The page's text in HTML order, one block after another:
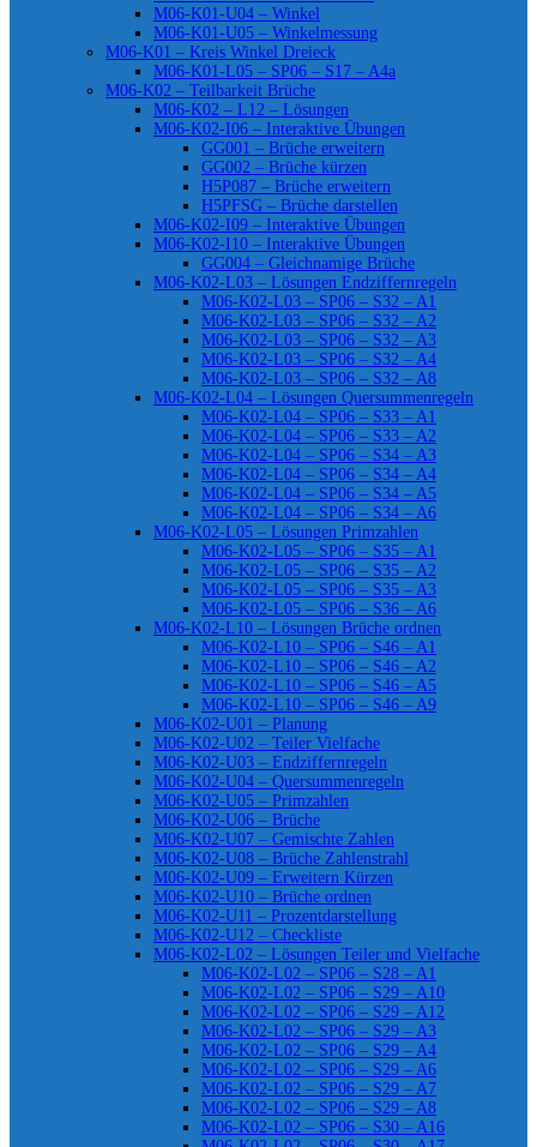
M06-K01-U04 – Winkel
M06-K01-U05 – Winkelmessung
M06-K01 – Kreis Winkel Dreieck
M06-K01-L05 – SP06 – S17 – A4a
M06-K02 – Teilbarkeit Brüche
M06-K02 – L12 – Lösungen
M06-K02-I06 – Interaktive Übungen
GG001 – Brüche erweitern
GG002 – Brüche kürzen
H5P087 – Brüche erweitern
H5PFSG – Brüche darstellen
M06-K02-I09 – Interaktive Übungen
M06-K02-I10 – Interaktive Übungen
GG004 – Gleichnamige Brüche
M06-K02-L03 – Lösungen Endziffernregeln
M06-K02-L03 – SP06 – S32 – A1
M06-K02-L03 – SP06 – S32 – A2
M06-K02-L03 – SP06 – S32 – A3
M06-K02-L03 – SP06 – S32 – A4
M06-K02-L03 – SP06 – S32 – A8
M06-K02-L04 – Lösungen Quersummenregeln
M06-K02-L04 – SP06 – S33 – A1
M06-K02-L04 – SP06 – S33 – A2
M06-K02-L04 – SP06 – S34 – A3
M06-K02-L04 – SP06 – S34 – A4
M06-K02-L04 – SP06 – S34 – A5
M06-K02-L04 – SP06 – S34 – A6
M06-K02-L05 – Lösungen Primzahlen
M06-K02-L05 – SP06 – S35 – A1
M06-K02-L05 – SP06 – S35 – A2
M06-K02-L05 – SP06 – S35 – A3
M06-K02-L05 – SP06 – S36 – A6
M06-K02-L10 – Lösungen Brüche ordnen
M06-K02-L10 – SP06 – S46 – A1
M06-K02-L10 – SP06 – S46 – A2
M06-K02-L10 – SP06 – S46 – A5
M06-K02-L10 – SP06 – S46 – A9
M06-K02-U01 – Planung
M06-K02-U02 – Teiler Vielfache
M06-K02-U03 – Endziffernregeln
M06-K02-U04 – Quersummenregeln
M06-K02-U05 – Primzahlen
M06-K02-U06 – Brüche
M06-K02-U07 – Gemischte Zahlen
M06-K02-U08 – Brüche Zahlenstrahl
M06-K02-U09 – Erweitern Kürzen
M06-K02-U10 – Brüche ordnen
M06-K02-U11 – Prozentdarstellung
M06-K02-U12 – Checkliste
M06-K02-L02 – Lösungen Teiler und Vielfache
M06-K02-L02 – SP06 – S28 – A1
M06-K02-L02 – SP06 – S29 – A10
M06-K02-L02 – SP06 – S29 – A12
M06-K02-L02 – SP06 – S29 – A3
M06-K02-L02 – SP06 – S29 – A4
M06-K02-L02 – SP06 – S29 – A6
M06-K02-L02 – SP06 – S29 – A7
M06-K02-L02 – SP06 – S29 – A8
M06-K02-L02 – SP06 – S30 – A16